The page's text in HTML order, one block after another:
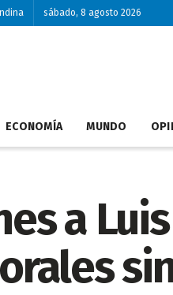
sábado, 8 agosto 2026
ECONOMÍA MUNDO
a